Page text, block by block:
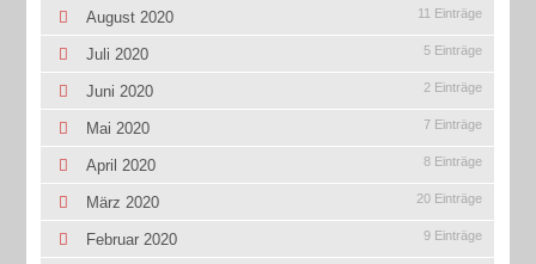
August 2020 11 Einträge
Juli 2020 5 Einträge
Juni 2020 2 Einträge
Mai 2020 7 Einträge
April 2020 8 Einträge
März 2020 20 Einträge
Februar 2020 9 Einträge